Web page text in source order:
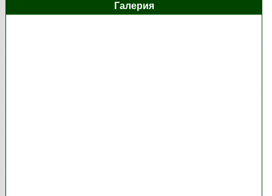
Галерия